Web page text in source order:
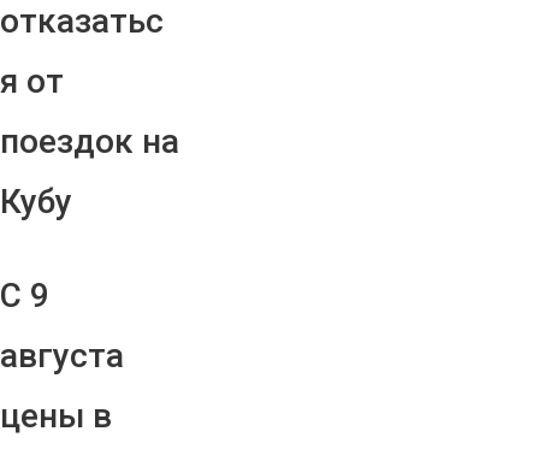
отказатьс
я от
поездок на
Кубу
С 9
августа
цены в